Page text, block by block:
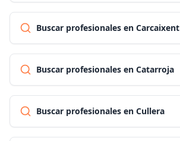
Buscar profesionales en Carcaixent
Buscar profesionales en Catarroja
Buscar profesionales en Cullera